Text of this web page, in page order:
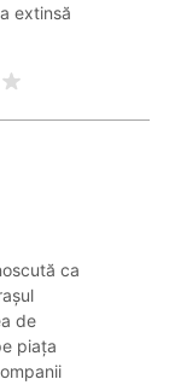
extinsă
ca
de
piața